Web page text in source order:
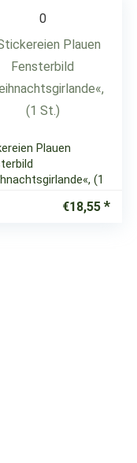
0
Plauen
(1
€18,55